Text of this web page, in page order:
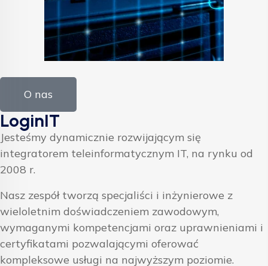
O nas
LoginIT
Jesteśmy dynamicznie rozwijającym się
integratorem teleinformatycznym IT, na rynku od
2008 r.
Nasz zespół tworzą specjaliści i inżynierowe z
wieloletnim doświadczeniem zawodowym,
wymaganymi kompetencjami oraz uprawnieniami i
certyfikatami pozwalającymi oferować
kompleksowe usługi na najwyższym poziomie.